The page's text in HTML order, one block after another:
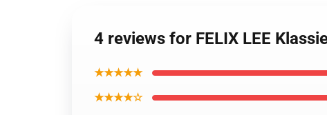
4 reviews for FELIX LEE
★★★★★
★★★★☆